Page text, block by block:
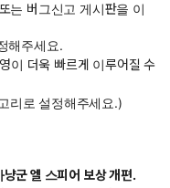
는 버그신고 게시판을 이
해주세요.
이 더욱 빠르게 이루어질 수
리로 설정해주세요.)
군 엘 스피어 보상 개편.